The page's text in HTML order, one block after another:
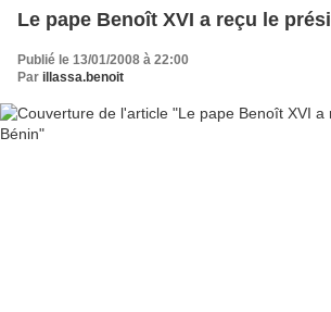
Le pape Benoît XVI a reçu le
Publié le 13/01/2008 à 22:00
Par illassa.benoit